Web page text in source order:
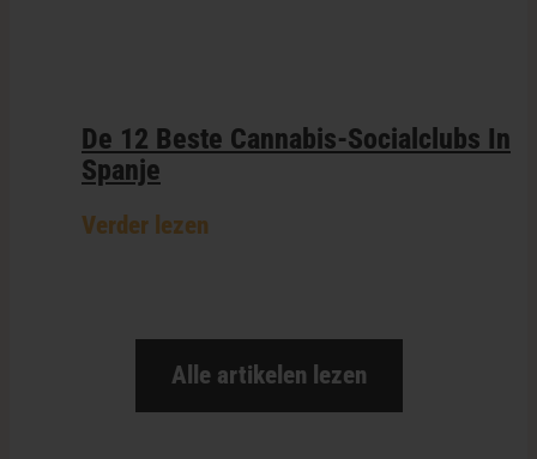
De 12 Beste Cannabis-Socialclubs In
Spanje
Verder lezen
Alle artikelen lezen